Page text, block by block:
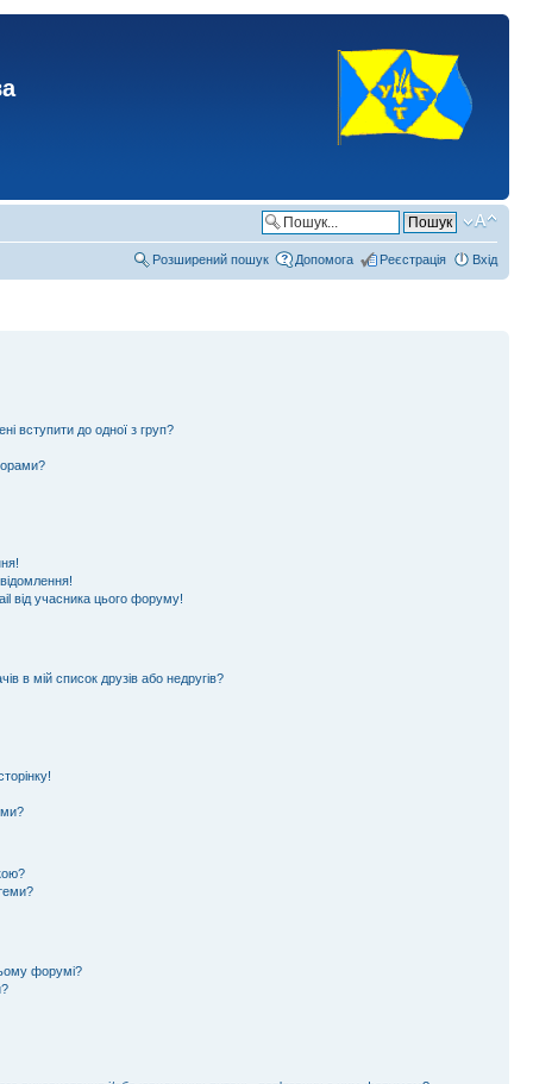
Розширений пошук Допомога Реєстрація Вхід
вступити до одної з груп?
від учасника цього форуму!
в мій список друзів або недругів?
форумі?